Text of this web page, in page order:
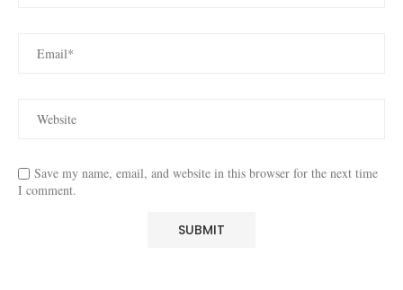
Save my name, email, and website in this browser for the next time
I comment.